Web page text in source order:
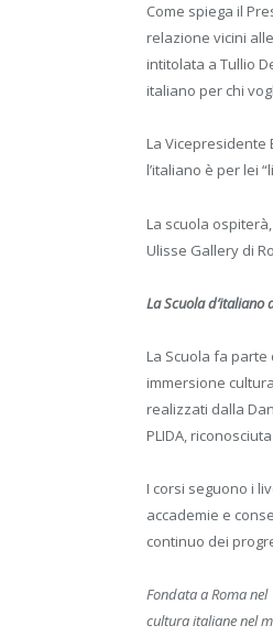
Come spiega il
relazione vicini
intitolata a Tullio
italiano per chi
La Vicepresidente
l’italiano è per lei
La scuola
Ulisse Gallery di
La Scuola d’italiano
La Scuola fa
immersione
realizzati dalla
PLIDA,
I corsi seguono i
accademie e
continuo dei
Fondata a Roma
cultura italiane nel